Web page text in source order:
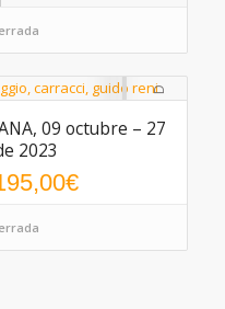
09 octubre – 27
2023
€